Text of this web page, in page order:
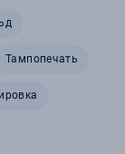
Тампопечать